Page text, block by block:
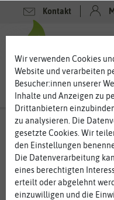
Kontakt
Wir verwenden Cookies
Website und verarbeiten
Besucher:innen unserer
Inhalte und Anzeigen zu
Drittanbietern
zu analysieren. Die
gesetzte Cookies. Wir
den Einstellungen
Die Datenverarbeitung
eines berechtigten
erteilt oder abgelehnt
einzuwilligen und die